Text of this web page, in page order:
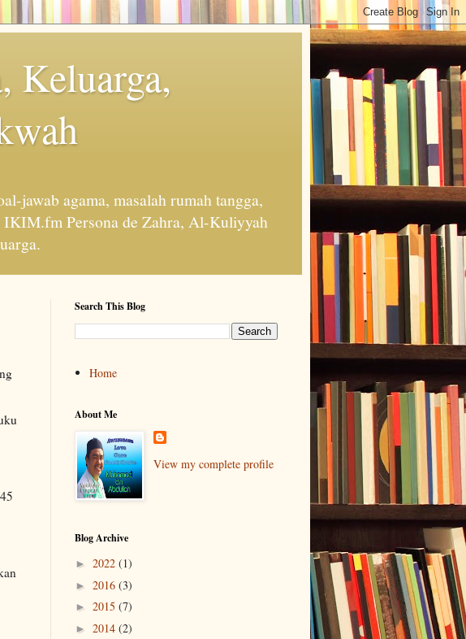
Keluarga,
jawab agama, masalah rumah tangga,
IKIM.fm Persona de Zahra, Al-Kuliyyah
Search This Blog
Home
About Me
View my complete profile
Blog Archive
► 2022 (1)
► 2016 (3)
► 2015 (7)
► 2014 (2)